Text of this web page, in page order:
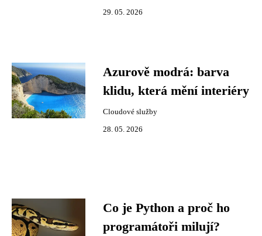
29. 05. 2026
Azurově modrá: barva
klidu, která mění interiéry
Cloudové služby
28. 05. 2026
Co je Python a proč ho
programátoři milují?